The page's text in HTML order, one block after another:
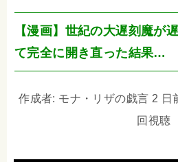
【漫画】世紀の大遅刻魔が
て完全に開き直った結果…
作成者: モナ・リザの戯言 2 日
回視聴